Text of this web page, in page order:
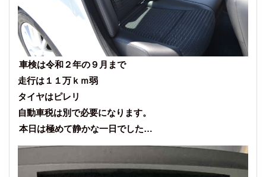
車検は令和２年の９月まで
走行は１１万ｋｍ弱
タイヤはピレリ
自動車税は別で必要になります。
本日は極めて静かな一日でした…